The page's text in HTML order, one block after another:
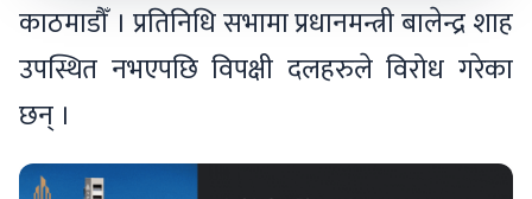
काठमाडौँ । प्रतिनिधि सभामा प्रधानमन्त्री बालेन्द्र शाह
उपस्थित नभएपछि विपक्षी दलहरुले विरोध गरेका
छन् ।